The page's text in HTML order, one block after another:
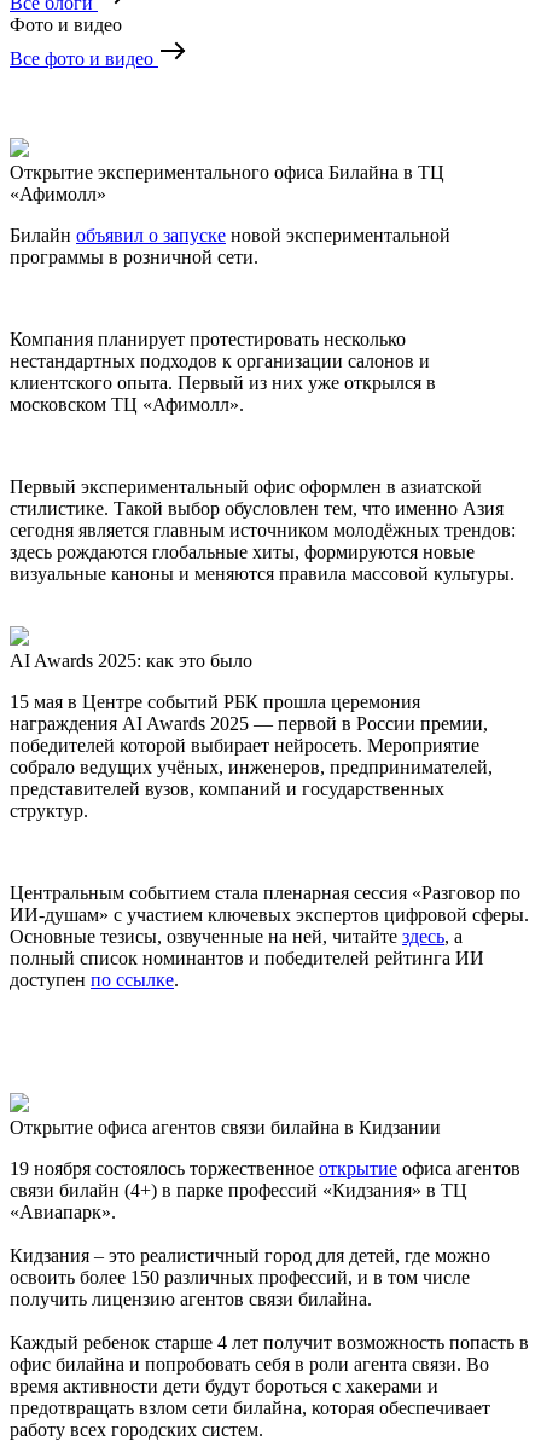
Фото и видео
Все фото и видео
Открытие экспериментального офиса Билайна в ТЦ
«Афимолл»
Билайн объявил о запуске новой экспериментальной
программы в розничной сети.
Компания планирует протестировать несколько
нестандартных подходов к организации салонов и
клиентского опыта. Первый из них уже открылся в
московском ТЦ «Афимолл».
Первый экспериментальный офис оформлен в азиатской
стилистике. Такой выбор обусловлен тем, что именно Азия
сегодня является главным источником молодёжных трендов:
здесь рождаются глобальные хиты, формируются новые
визуальные каноны и меняются правила массовой культуры.
AI Awards 2025: как это было
15 мая в Центре событий РБК прошла церемония
награждения AI Awards 2025 — первой в России премии,
победителей которой выбирает нейросеть. Мероприятие
собрало ведущих учёных, инженеров, предпринимателей,
представителей вузов, компаний и государственных
структур.
Центральным событием стала пленарная сессия «Разговор по
ИИ-душам» с участием ключевых экспертов цифровой сферы.
Основные тезисы, озвученные на ней, читайте здесь, а
полный список номинантов и победителей рейтинга ИИ
доступен по ссылке.
Открытие офиса агентов связи билайна в Кидзании
19 ноября состоялось торжественное открытие офиса агентов
связи билайн (4+) в парке профессий «Кидзания» в ТЦ
«Авиапарк».
Кидзания – это реалистичный город для детей, где можно
освоить более 150 различных профессий, и в том числе
получить лицензию агентов связи билайна.
Каждый ребенок старше 4 лет получит возможность попасть в
офис билайна и попробовать себя в роли агента связи. Во
время активности дети будут бороться с хакерами и
предотвращать взлом сети билайна, которая обеспечивает
работу всех городских систем.